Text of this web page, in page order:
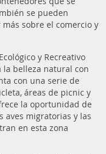
se pueden
sobre el comercio y
y Recreativo
belleza natural con
con una serie de
áreas de picnic y
la oportunidad de
aves migratorias y las
en esta zona